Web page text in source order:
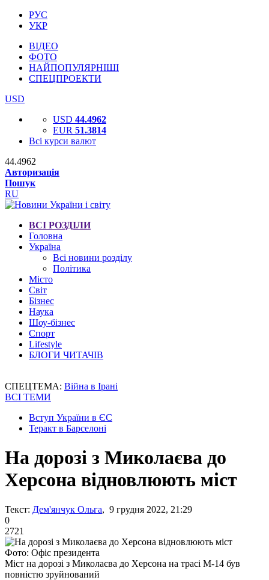
РУС
УКР
ВІДЕО
ФОТО
НАЙПОПУЛЯРНІШІ
СПЕЦПРОЕКТИ
USD
USD 44.4962
EUR 51.3814
Всі курси валют
44.4962
Авторизація
Пошук
RU
ВСІ РОЗДІЛИ
Головна
Україна
Всі новини розділу
Політика
Місто
Світ
Бізнес
Наука
Шоу-бізнес
Спорт
Lifestyle
БЛОГИ ЧИТАЧІВ
СПЕЦТЕМА: Війна в Ірані
ВСІ ТЕМИ
Вступ України в ЄС
Теракт в Барселоні
На дорозі з Миколаєва до
Херсона відновлюють міст
Текст: Дем'янчук Ольга, 9 грудня 2022, 21:29
0
2721
Фото: Офіс президента
Міст на дорозі з Миколаєва до Херсона на трасі М-14 був
повністю зруйнований